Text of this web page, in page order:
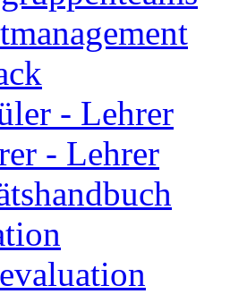
- Lehrer
- Lehrer